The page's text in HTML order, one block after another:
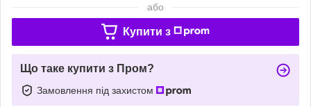
або
Купити з
Що таке купити з Пром?
Замовлення під захистом